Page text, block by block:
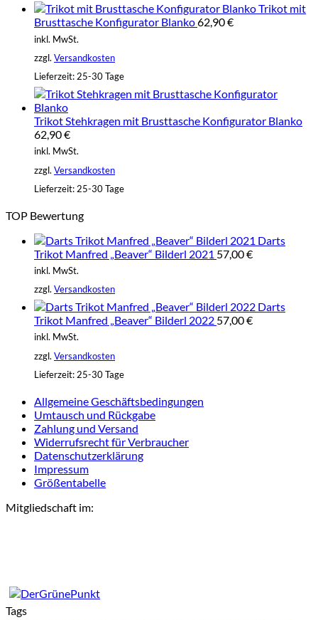
Trikot mit
Brusttasche Konfigurator Blanko62,90€
inkl. MwSt.
zzgl. Versandkosten
Lieferzeit: 25-30 Tage
Trikot Stehkragen mit Brusttasche Konfigurator Blanko
62,90€
inkl. MwSt.
zzgl. Versandkosten
Lieferzeit: 25-30 Tage
TOP Bewertung
Darts
Trikot Manfred „Beaver“ Bilderl 2021 57,00€
inkl. MwSt.
zzgl. Versandkosten
Darts
Trikot Manfred „Beaver“ Bilderl 2022 57,00€
inkl. MwSt.
zzgl. Versandkosten
Lieferzeit: 25-30 Tage
Allgemeine Geschäftsbedingungen
Umtausch und Rückgabe
Zahlung und Versand
Widerrufsrecht für Verbraucher
Datenschutzerklärung
Impressum
Größentabelle
Mitgliedschaft im:
Tags